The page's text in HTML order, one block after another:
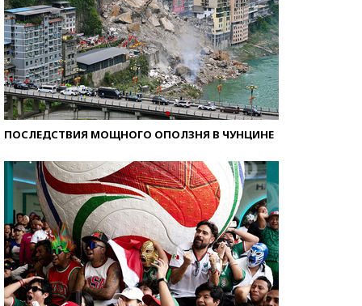
ПОСЛЕДСТВИЯ МОЩНОГО ОПОЛЗНЯ В ЧУНЦИНЕ